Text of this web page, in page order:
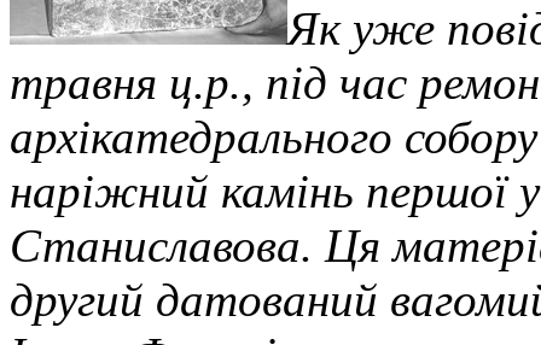
Як уже
травня ц.р., під час
архікатедрального
наріжний камінь першої
Станиславова. Ця
другий датований